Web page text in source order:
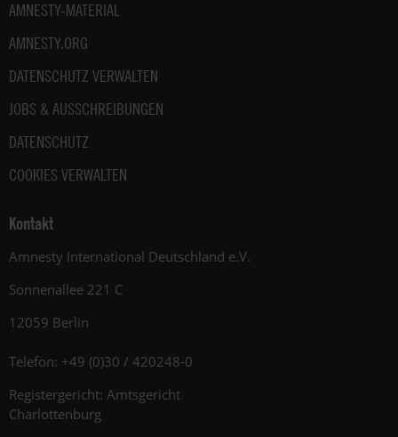
AMNESTY-MATERIAL
AMNESTY.ORG
DATENSCHUTZ VERWALTEN
JOBS & AUSSCHREIBUNGEN
DATENSCHUTZ
COOKIES VERWALTEN
Kontakt
Amnesty International Deutschland e.V.
Sonnenallee 221 C
12059 Berlin
Telefon: +49 (0)30 / 420248-0
Registergericht: Amtsgericht
Charlottenburg